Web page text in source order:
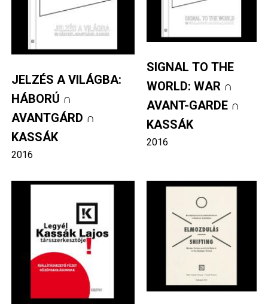
JELZÉS A VILÁGBA:
HÁBORÚ ∩
AVANTGÁRD ∩
KASSÁK
2016
SIGNAL TO THE
WORLD: WAR ∩
AVANT-GARDE ∩
KASSÁK
2016
Image Image